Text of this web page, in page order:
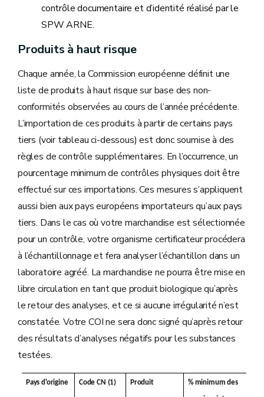
contrôle documentaire et d’identité réalisé par le
SPW ARNE.
Produits à haut risque
Chaque année, la Commission européenne définit une
liste de produits à haut risque sur base des non-
conformités observées au cours de l’année précédente.
L’importation de ces produits à partir de certains pays
tiers (voir tableau ci-dessous) est donc soumise à des
règles de contrôle supplémentaires. En l’occurrence, un
pourcentage minimum de contrôles physiques doit être
effectué sur ces importations. Ces mesures s’appliquent
aussi bien aux pays européens importateurs qu’aux pays
tiers. Dans le cas où votre marchandise est sélectionnée
pour un contrôle, votre organisme certificateur procédera
à l’échantillonnage et fera analyser l’échantillon dans un
laboratoire agréé. La marchandise ne pourra être mise en
libre circulation en tant que produit biologique qu’après
le retour des analyses, et ce si aucune irrégularité n’est
constatée. Votre COI ne sera donc signé qu’après retour
des résultats d’analyses négatifs pour les substances
testées.
Pays d'origine Code CN (1) Produit % minimum des